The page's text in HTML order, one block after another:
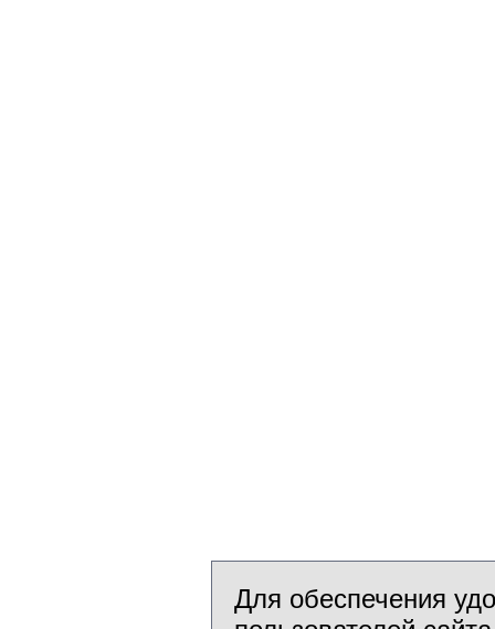
Для обеспечения